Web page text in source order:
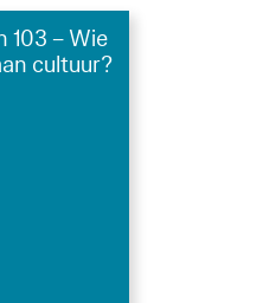
103 – Wie
cultuur?